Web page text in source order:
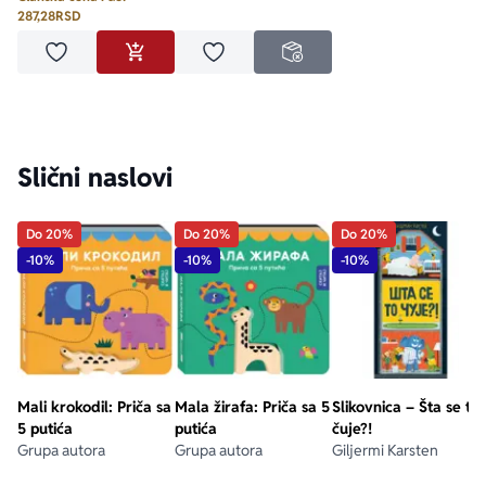
287,28RSD
Dodaj u omiljeneDODAJ U KORPUDodaj u omiljeneNEDOSTUPNO
Slični naslovi
Do 20%
-10%
Mali krokodil: Priča sa
5 putića
Grupa autora
Do 20%
-10%
Mala žirafa: Priča sa 5
putića
Grupa autora
Do 20%
-10%
Slikovnica – Šta se to
čuje?!
Giljermi Karsten